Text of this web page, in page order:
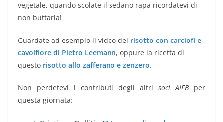
vegetale, quando scolate il sedano rapa ricordatevi di
non buttarla!
Guardate ad esempio il video del risotto con carciofi e
cavolfiore di Pietro Leemann, oppure la ricetta di
questo risotto allo zafferano e zenzero.
Non perdetevi i contributi degli altri soci AIFBper
questa giornata: